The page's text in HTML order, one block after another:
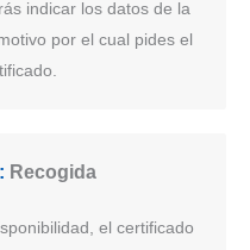
indicar los datos de la
por el cual pides el
Recogida
el certificado